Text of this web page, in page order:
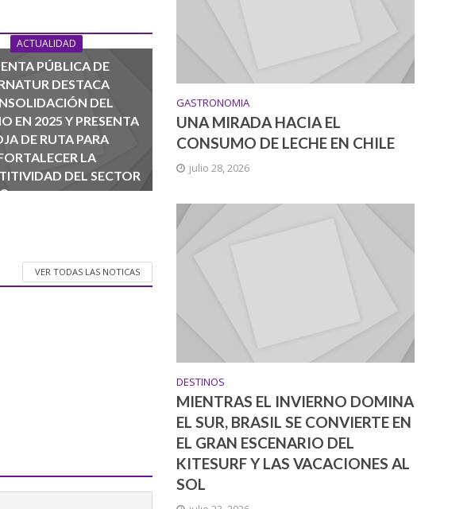
ACTUALIDAD
PÚBLICA DE
DESTACA
DEL
EN 2025 Y PRESENTA
DE RUTA PARA
LA
DEL SECTOR
agosto 1, 2026
VER TODAS LAS NOTICAS
GASTRONOMIA
UNA MIRADA HACIA EL
CONSUMO DE LECHE EN CHILE
julio 28, 2026
DESTINOS
MIENTRAS EL INVIERNO DOMINA
EL SUR, BRASIL SE CONVIERTE EN
EL GRAN ESCENARIO DEL
KITESURF Y LAS VACACIONES AL
SOL